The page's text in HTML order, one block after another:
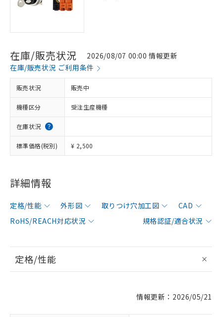
在庫/販売状況
2026/08/07 00:00 情報更新
在庫/販売状況 ご利用条件
販売状況 販売中
機種区分 受注生産機種
在庫状況
標準価格(税別) ¥ 2,500
詳細情報
定格/性能 外形図 取りつけ穴加工図
CAD
RoHS/REACH対応状況
規格認証/適合状況
定格/性能
情報更新：2026/05/21